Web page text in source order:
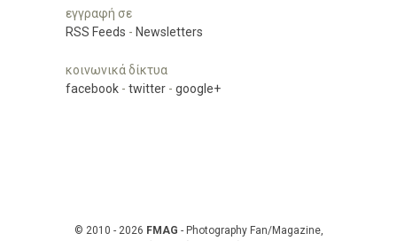
εγγραφή σε
RSS Feeds - Newsletters
κοινωνικά δίκτυα
facebook - twitter - google+
© 2010 - 2026 FMAG - Photography Fan/Magazine,